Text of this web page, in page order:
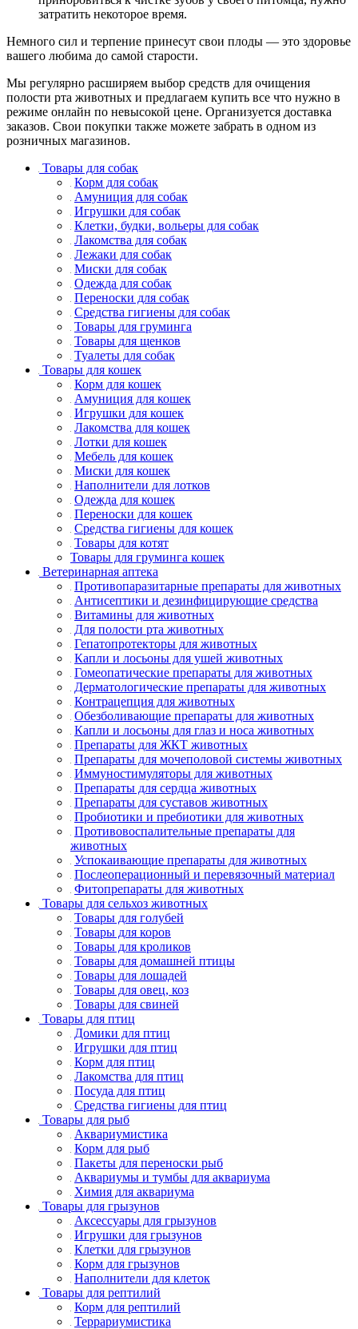
затратить некоторое время.
Немного сил и терпение принесут свои плоды — это здоровье
вашего любима до самой старости.
Мы регулярно расширяем выбор средств для очищения
полости рта животных и предлагаем купить все что нужно в
режиме онлайн по невысокой цене. Организуется доставка
заказов. Свои покупки также можете забрать в одном из
розничных магазинов.
Товары для собак
Корм для собак
Амуниция для собак
Игрушки для собак
Клетки, будки, вольеры для собак
Лакомства для собак
Лежаки для собак
Миски для собак
Одежда для собак
Переноски для собак
Средства гигиены для собак
Товары для груминга
Товары для щенков
Туалеты для собак
Товары для кошек
Корм для кошек
Амуниция для кошек
Игрушки для кошек
Лакомства для кошек
Лотки для кошек
Мебель для кошек
Миски для кошек
Наполнители для лотков
Одежда для кошек
Переноски для кошек
Средства гигиены для кошек
Товары для котят
Товары для груминга кошек
Ветеринарная аптека
Противопаразитарные препараты для животных
Антисептики и дезинфицирующие средства
Витамины для животных
Для полости рта животных
Гепатопротекторы для животных
Капли и лосьоны для ушей животных
Гомеопатические препараты для животных
Дерматологические препараты для животных
Контрацепция для животных
Обезболивающие препараты для животных
Капли и лосьоны для глаз и носа животных
Препараты для ЖКТ животных
Препараты для мочеполовой системы животных
Иммуностимуляторы для животных
Препараты для сердца животных
Препараты для суставов животных
Пробиотики и пребиотики для животных
Противовоспалительные препараты для
животных
Успокаивающие препараты для животных
Послеоперационный и перевязочный материал
Фитопрепараты для животных
Товары для сельхоз животных
Товары для голубей
Товары для коров
Товары для кроликов
Товары для домашней птицы
Товары для лошадей
Товары для овец, коз
Товары для свиней
Товары для птиц
Домики для птиц
Игрушки для птиц
Корм для птиц
Лакомства для птиц
Посуда для птиц
Средства гигиены для птиц
Товары для рыб
Аквариумистика
Корм для рыб
Пакеты для переноски рыб
Аквариумы и тумбы для аквариума
Химия для аквариума
Товары для грызунов
Аксессуары для грызунов
Игрушки для грызунов
Клетки для грызунов
Корм для грызунов
Наполнители для клеток
Товары для рептилий
Корм для рептилий
Террариумистика